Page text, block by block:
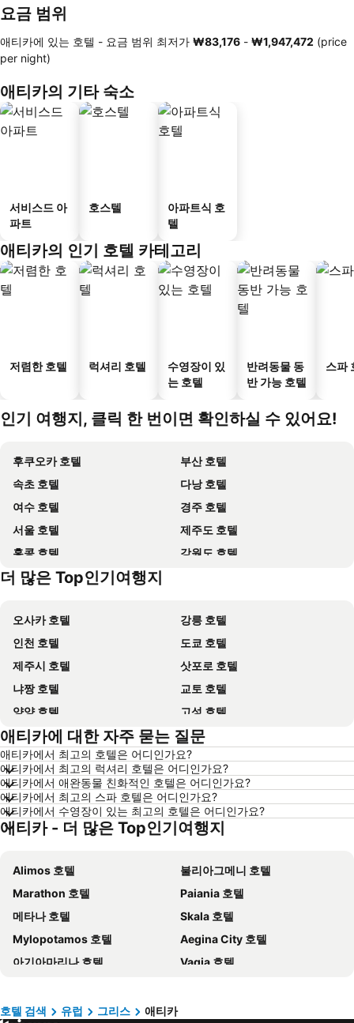
요금 범위
애티카에 있는 호텔 - 요금 범위 최저가 ‎₩83,176 - ‎₩1,947,472 (price
per night)
애티카의 기타 숙소
서비스드 아
파트
호스텔
아파트식 호
텔
애티카의 인기 호텔 카테고리
저렴한 호텔 럭셔리 호텔
수영장이 있
는 호텔
반려동물 동
반 가능 호텔
스파
인기 여행지, 클릭 한 번이면 확인하실 수 있어요!
후쿠오카 호텔
부산 호텔
속초 호텔
다낭 호텔
여수 호텔
경주 호텔
서울 호텔
제주도 호텔
홍콩 호텔
강원도 호텔
Dolomiti 호텔
더 많은 Top인기여행지
오사카 호텔
강릉 호텔
인천 호텔
도쿄 호텔
제주시 호텔
삿포로 호텔
냐짱 호텔
교토 호텔
양양 호텔
고성 호텔
대전 호텔
방콕 호텔
목포 호텔
포항 호텔
상하이 호텔
히로시마 호텔
평창 호텔
통영 호텔
보홀 호텔
괌 호텔
Phu Quoc 호텔
타이페이 호텔
크로아티아 호텔
크로아티아 해안 호텔
Paris 호텔
캐나다 호텔
말레이시아 호텔
몰디브 호텔
헝가리 호텔
뉴욕 호텔
Hanoi region 호텔
애티카에 대한 자주 묻는 질문
애티카에서 최고의 호텔은 어디인가요?
애티카에서 최고의 럭셔리 호텔은 어디인가요?
애티카에서 애완동물 친화적인 호텔은 어디인가요?
애티카에서 최고의 스파 호텔은 어디인가요?
애티카에서 수영장이 있는 최고의 호텔은 어디인가요?
애티카 - 더 많은 Top인기여행지
Alimos 호텔
불리아그메니 호텔
Marathon 호텔
Paiania 호텔
메타나 호텔
Skala 호텔
Mylopotamos 호텔
Aegina City 호텔
아기아마리나 호텔
Vagia 호텔
Nea Makri 호텔
호텔 검색 유럽 그리스 애티카